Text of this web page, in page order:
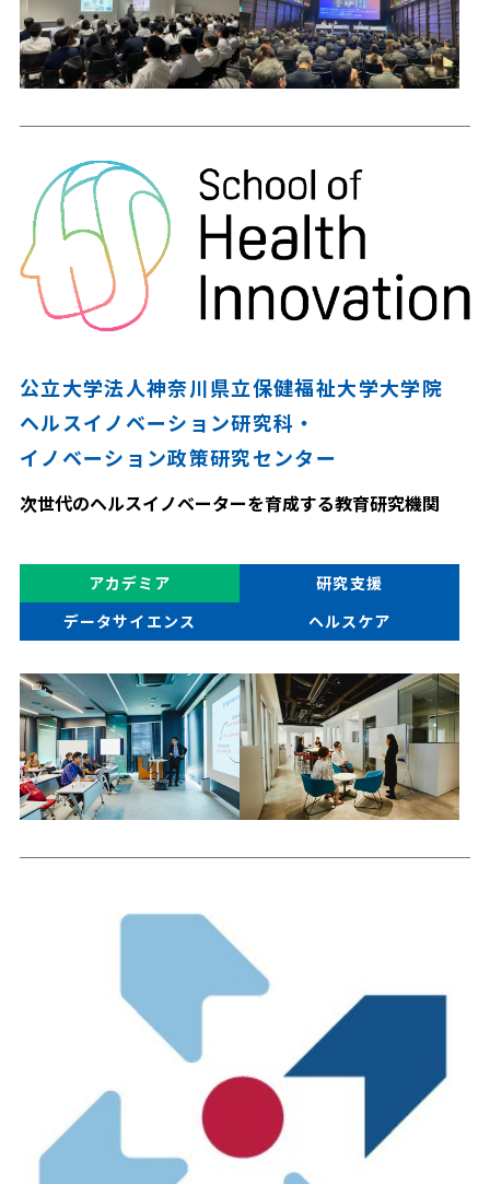
公立大学法人神奈川県立保健福祉大学大学院
ヘルスイノベーション研究科・
イノベーション政策研究センター
次世代のヘルスイノベーターを育成する教育研究機関
アカデミア
研究支援
データサイエンス
ヘルスケア